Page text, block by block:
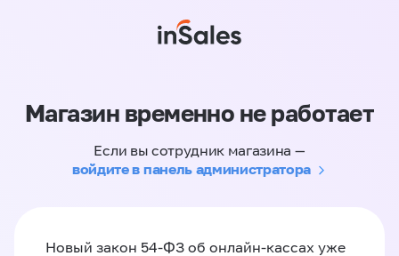
Магазин временно не работает
Если вы сотрудник магазина —
войдите в панель администратора
Новый закон 54-ФЗ об онлайн-кассах уже